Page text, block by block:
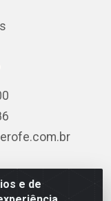
e de
de Luna, 3777 -